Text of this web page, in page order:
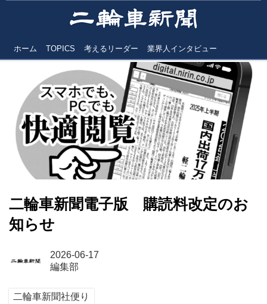
ホーム TOPICS 考えるリーダー 業界人インタビュー
二輪車新聞電子版 購読料改定のお
知らせ
2026-06-17
編集部
二輪車新聞社便り